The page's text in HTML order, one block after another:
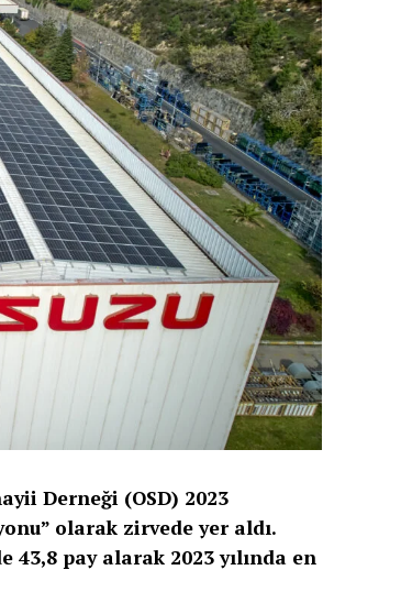
Derneği (OSD) 2023
olarak zirvede yer aldı.
pay alarak 2023 yılında en